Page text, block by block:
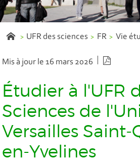
UFR des sciences FR Vie
Mis à jour le 16 mars 2026
Étudier à l'UFR
Sciences de
Versailles
en-Yvelines